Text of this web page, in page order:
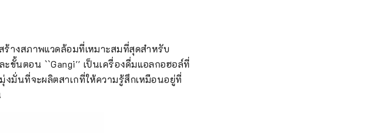
ร้างสภาพแวดล้อมที่เหมาะสมที่สุดสำหรับ
ขั้นตอน ``Gangi'' เป็นเครื่องดื่มแอลกอฮอล์ที่
งมั่นที่จะผลิตสาเกที่ให้ความรู้สึกเหมือนอยู่ที่